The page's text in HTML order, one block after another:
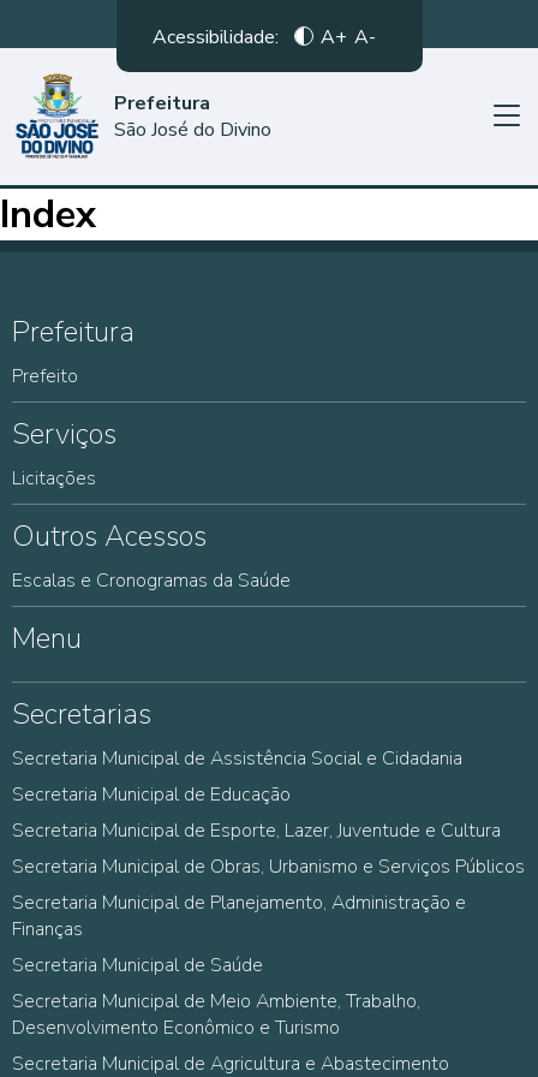
Acessibilidade: A+ A-
Prefeitura
São José do Divino
Index
Prefeitura
Prefeito
Serviços
Licitações
Outros Acessos
Escalas e Cronogramas da Saúde
Menu
Secretarias
Secretaria Municipal de Assistência Social e Cidadania
Secretaria Municipal de Educação
Secretaria Municipal de Esporte, Lazer, Juventude e Cultura
Secretaria Municipal de Obras, Urbanismo e Serviços Públicos
Secretaria Municipal de Planejamento, Administração e
Finanças
Secretaria Municipal de Saúde
Secretaria Municipal de Meio Ambiente, Trabalho,
Desenvolvimento Econômico e Turismo
Secretaria Municipal de Agricultura e Abastecimento